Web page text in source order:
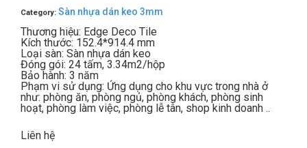
Category: Sàn nhựa dán keo 3mm
Thương hiệu: Edge Deco Tile
Kích thước: 152.4*914.4 mm
Loại sàn: Sàn nhựa dán keo
Đóng gói: 24 tấm, 3.34m2/hộp
Bảo hành: 3 năm
Phạm vi sử dụng: Ứng dụng cho khu vực trong nhà ở
như: phòng ăn, phòng ngủ, phòng khách, phòng sinh
hoạt, phòng làm việc, phòng lễ tân, shop kinh doanh ..
Liên hệ